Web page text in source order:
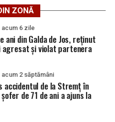
Galda de Jos, reținut după
partenera
pe Social Media
Facebook
euro, la Teiuș. Familia
ZONĂ
acum 6 zile
ani din Galda de Jos, reținut
agresat și violat partenera
acum 2 săptămâni
accidentul de la Stremț în
de 71 de ani a ajuns la